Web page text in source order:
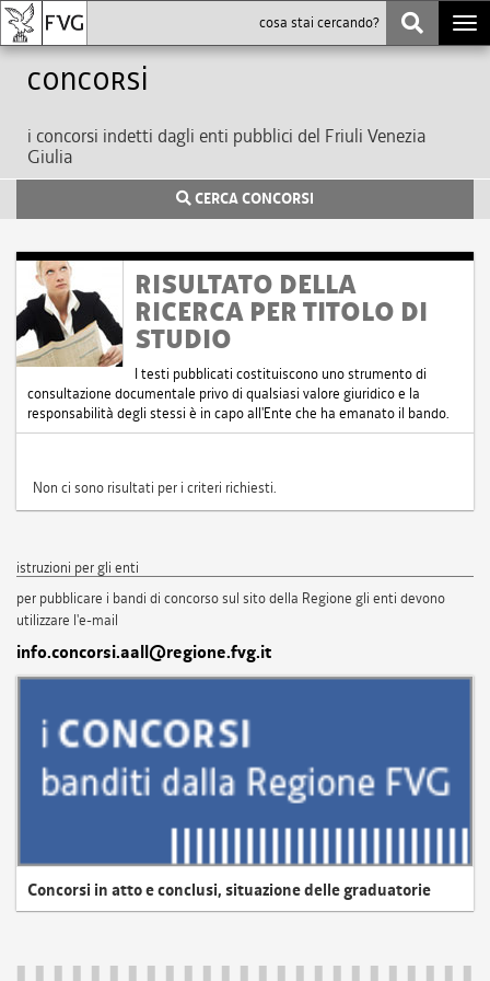
Concorsi
i concorsi indetti dagli enti pubblici del Friuli Venezia
Giulia
CERCA CONCORSI
RISULTATO DELLA
RICERCA PER TITOLO DI
STUDIO
I testi pubblicati costituiscono uno strumento di
consultazione documentale privo di qualsiasi valore giuridico e la
responsabilità degli stessi è in capo all'Ente che ha emanato il bando.
Non ci sono risultati per i criteri richiesti.
istruzioni per gli enti
per pubblicare i bandi di concorso sul sito della Regione gli enti devono
utilizzare l'e-mail
info.concorsi.aall@regione.fvg.it
Concorsi in atto e conclusi, situazione delle graduatorie